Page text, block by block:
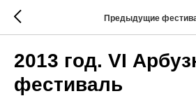
Предыдущие
2013 год. VI
фестиваль